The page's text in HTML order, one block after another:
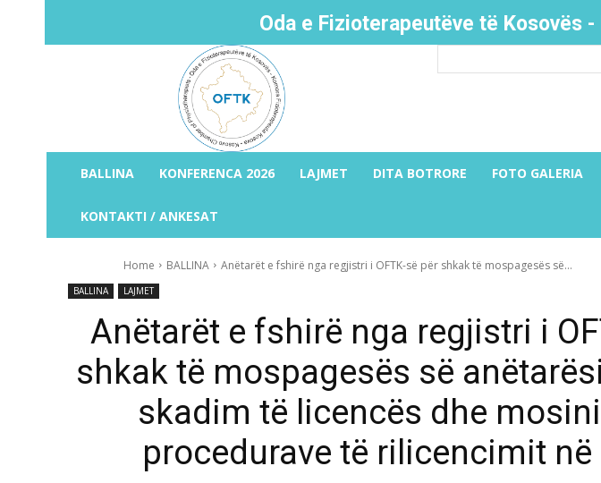
Oda e Fizioterapeutëve të Kosovës
BALLINA KONFERENCA 2026 LAJMET DITA BOTRORE FOTO GALERIA
KONTAKTI / ANKESAT
Home BALLINA Anëtarët e fshirë nga regjistri i OFTK-së për shkak të mospagesës së...
BALLINA LAJMET
Anëtarët e fshirë nga regjistri i
shkak të mospagesës së
skadim të licencës dhe
procedurave të rilicencimit në